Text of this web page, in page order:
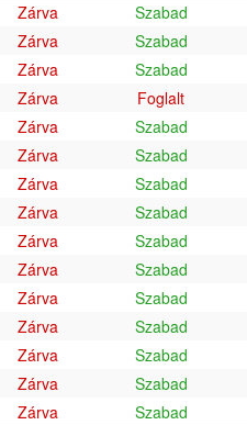
Zárva Szabad
Zárva Szabad
Zárva Szabad
Zárva Foglalt
Zárva Szabad
Zárva Szabad
Zárva Szabad
Zárva Szabad
Zárva Szabad
Zárva Szabad
Zárva Szabad
Zárva Szabad
Zárva Szabad
Zárva Szabad
Zárva Szabad